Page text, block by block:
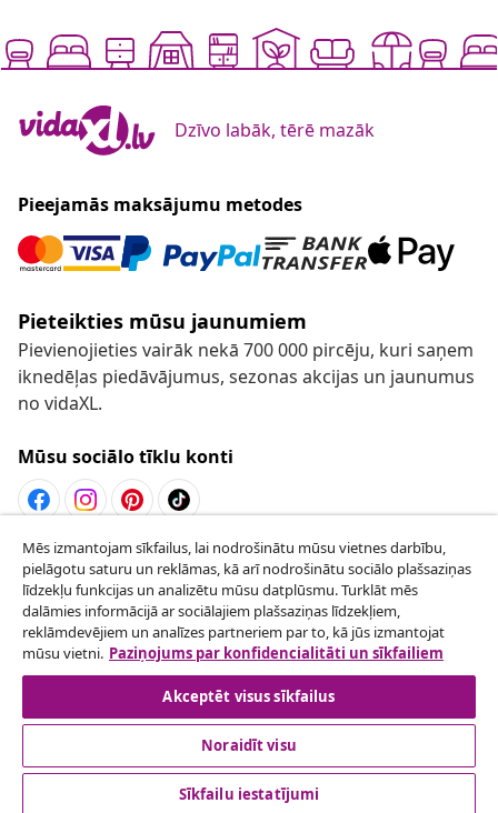
Dzīvo labāk, tērē mazāk
Pieejamās maksājumu metodes
Pieteikties mūsu jaunumiem
Pievienojieties vairāk nekā 700 000 pircēju, kuri saņem
iknedēļas piedāvājumus, sezonas akcijas un jaunumus
no vidaXL.
Mūsu sociālo tīklu konti
Atteikties no līguma
Iesniegt pieprasījumu par atteikšanos no
pasūtījuma.
Atteikties no līguma
klientu apkalpoanaš
Mēs izmantojam sīkfailus, lai nodrošinātu mūsu vietnes darbību,
pielāgotu saturu un reklāmas, kā arī nodrošinātu sociālo plašsaziņas
līdzekļu funkcijas un analizētu mūsu datplūsmu. Turklāt mēs
dalāmies informācijā ar sociālajiem plašsaziņas līdzekļiem,
reklāmdevējiem un analīzes partneriem par to, kā jūs izmantojat
mūsu vietni. Paziņojums par konfidencialitāti un sīkfailiem
Akceptēt visus sīkfailus
Noraidīt visu
Sīkfailu iestatījumi